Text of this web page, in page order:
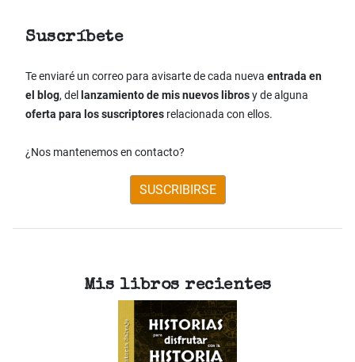
Suscríbete
Te enviaré un correo para avisarte de cada nueva entrada en
el blog, del lanzamiento de mis nuevos librosy de alguna
oferta para los suscriptores relacionada con ellos.
¿Nos mantenemos en contacto?
SUSCRIBIRSE
Mis libros recientes